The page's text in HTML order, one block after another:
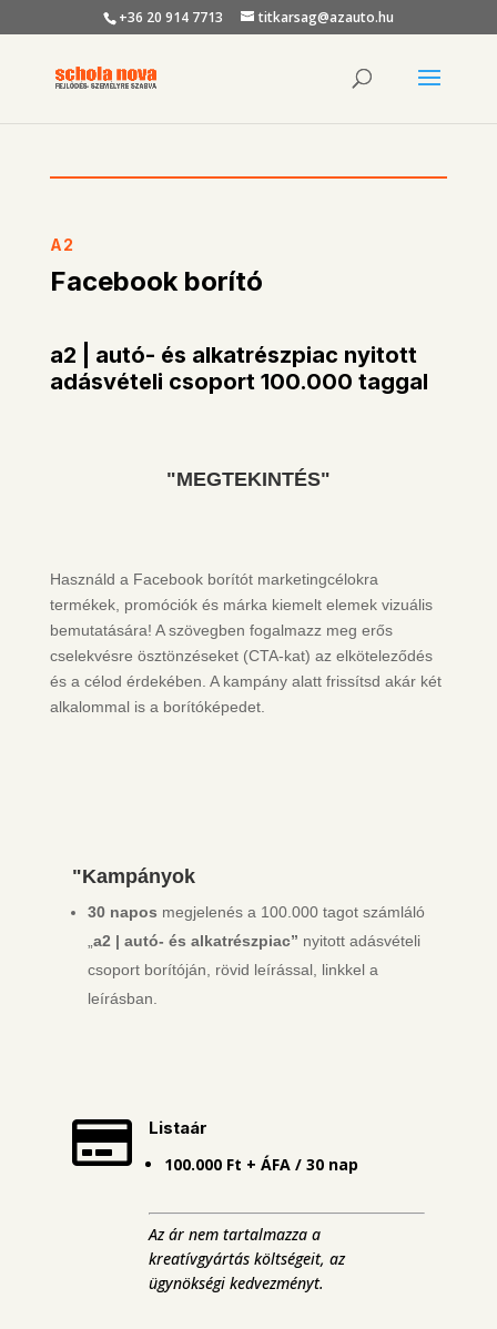
+36 20 914 7713 titkarsag@azauto.hu
A2
Facebook borító
a2 | autó- és alkatrészpiac nyitott
adásvételi csoport 100.000 taggal
"MEGTEKINTÉS"
Használd a Facebook borítót marketingcélokra
termékek, promóciók és márka kiemelt elemek vizuális
bemutatására! A szövegben fogalmazz meg erős
cselekvésre ösztönzéseket (CTA-kat) az elköteleződés
és a célod érdekében. A kampány alatt frissítsd akár két
alkalommal is a borítóképedet.
"Kampányok
30 napos megjelenés a 100.000 tagot számláló
a2 | autó- és alkatrészpiac” nyitott adásvételi
csoport borítóján, rövid leírással, linkkel a
leírásban.

Listaár
100.000 Ft + ÁFA / 30 nap
Az ár nem tartalmazza a
kreatívgyártás költségeit, az
ügynökségi kedvezményt.